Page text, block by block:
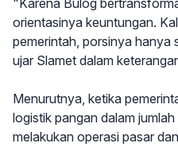
"Karena Bulog
orientasinya keuntungan.
pemerintah, porsinya hanya
ujar Slamet dalam
Menurutnya, ketika
logistik pangan dalam
melakukan operasi pasar